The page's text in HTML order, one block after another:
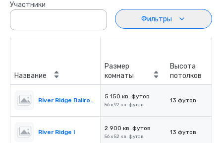
Участники
Фильтры
Название
Размер
комнаты
Высота
потолков
River Ridge Ballroom
5 150 кв. футов
56 x 92 кв. футов
13 футов
River Ridge I
2 900 кв. футов
56 x 52 кв. футов
13 футов